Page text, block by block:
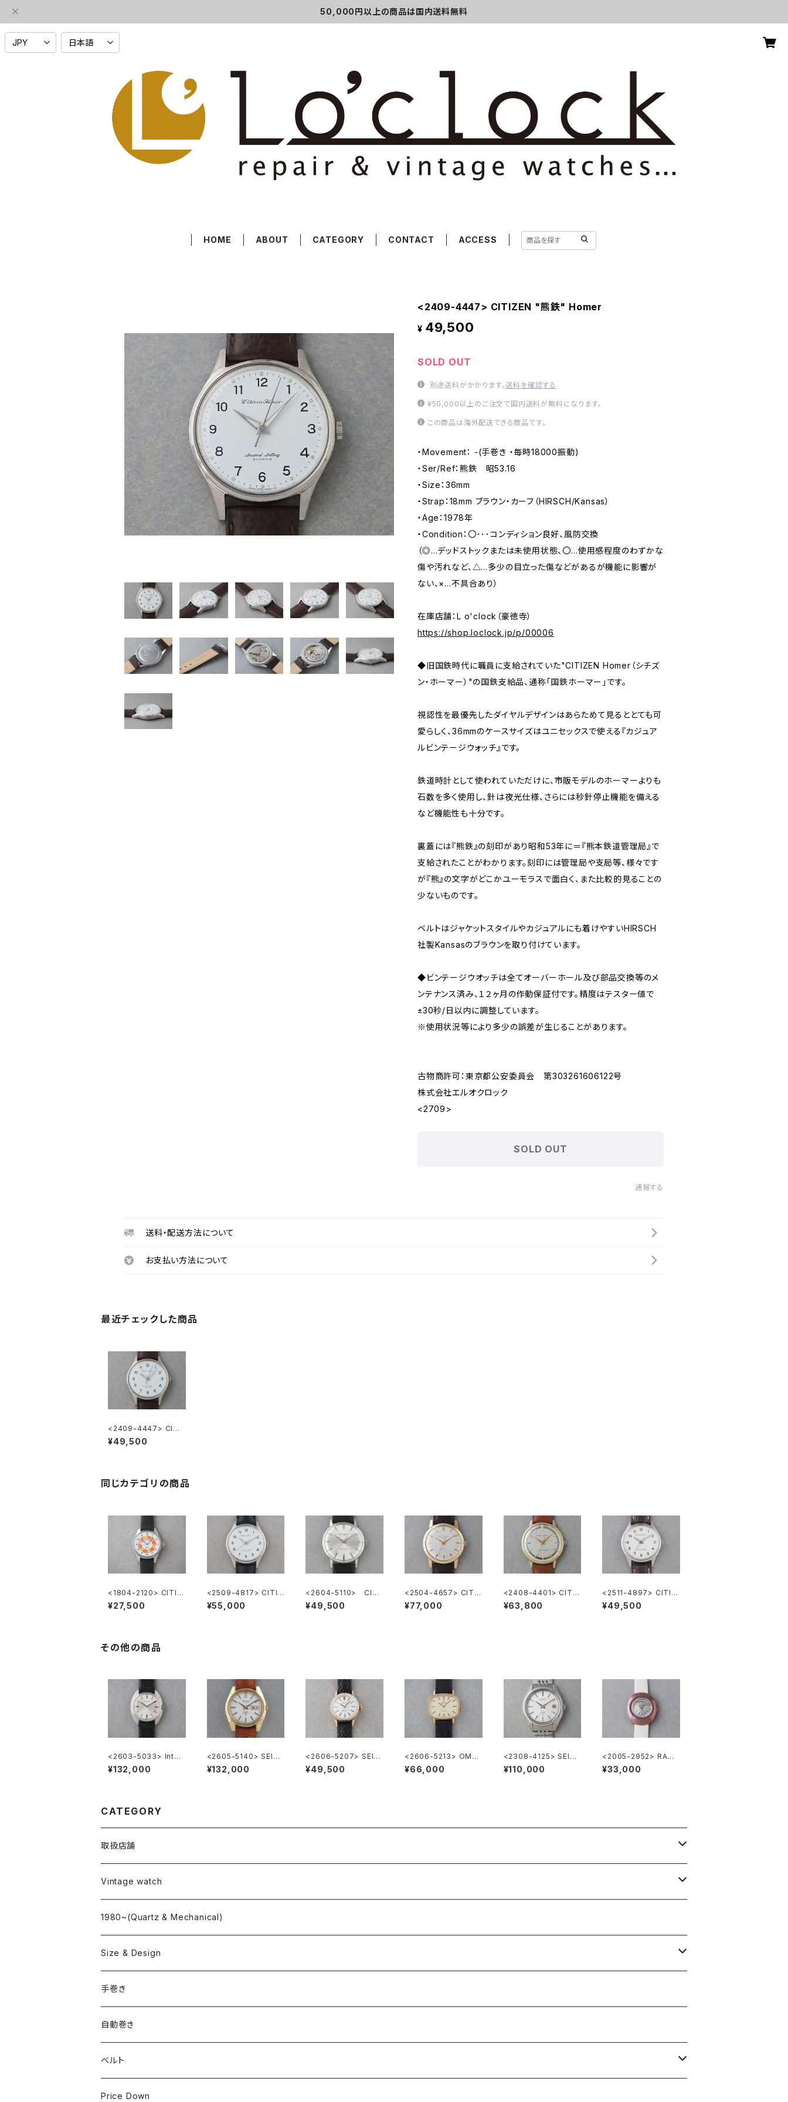
50,000円以上の商品は国内送料無料
HOME ABOUT CATEGORY CONTACT ACCESS
<2409-4447> CITIZEN "熊鉄" Homer
¥ 49,500
SOLD OUT
別途送料がかかります。送料を確認する
¥50,000以上のご注文で国内送料が無料になります。
この商品は海外配送できる商品です。
・Movement： -(手巻き ・毎時18000振動)
・Ser/Ref：熊鉄 昭53.16
・Size：36mm
・Strap：18mm ブラウン・カーフ（HIRSCH/Kansas）
・Age：1978年
・Condition：〇･･･コンディション良好、風防交換
（◎…デッドストックまたは未使用状態、〇…使用感程度のわずかな
傷や汚れなど、△…多少の目立った傷などがあるが機能に影響が
ない、×…不具合あり）
在庫店舗：L o'clock（豪徳寺）
https://shop.loclock.jp/p/00006
◆旧国鉄時代に職員に支給されていた"CITIZEN Homer（シチズ
ン・ホーマー）"の国鉄支給品、通称「国鉄ホーマー」です。
視認性を最優先したダイヤルデザインはあらためて見るととても可
愛らしく、36mmのケースサイズはユニセックスで使える『カジュア
ルビンテージウォッチ』です。
鉄道時計として使われていただけに、市販モデルのホーマーよりも
石数を多く使用し、針は夜光仕様、さらには秒針停止機能を備える
など機能性も十分です。
裏蓋には『熊鉄』の刻印があり昭和53年に＝『熊本鉄道管理局』で
支給されたことがわかります。刻印には管理局や支局等、様々です
が『熊』の文字がどこかユーモラスで面白く、また比較的見ることの
少ないものです。
ベルトはジャケットスタイルやカジュアルにも着けやすいHIRSCH
社製Kansasのブラウンを取り付けています。
◆ビンテージウオッチは全てオーバーホール及び部品交換等のメ
ンテナンス済み、１２ヶ月の作動保証付です。精度はテスター値で
±30秒/日以内に調整しています。
※使用状況等により多少の誤差が生じることがあります。
古物商許可：東京都公安委員会 第303261606122号
株式会社エルオクロック
<2709>
SOLD OUT
通報する
送料・配送方法について
お支払い方法について
最近チェックした商品
<2409-4447> CITI
ZEN "熊鉄" Homer
¥49,500
同じカテゴリの商品
<1804-2120> CITIZ
EN KINDERTIME
¥27,500
<2509-4817> CITIZ
EN "熊鉄" Homer
¥55,000
<2604-5110> CITI
ZEN Homer
¥49,500
<2504-4657> CITIZ
EN DELUXE
¥77,000
<2408-4401> CITIZ
EN Hi-Line
¥63,800
<2511-4897> CITIZ
EN "広鉄" Homer
¥49,500
その他の商品
<2603-5033> Inter
national Watch Co.
¥132,000
<2605-5140> SEIKO
”56KS" KING SEIKO
¥132,000
<2606-5207> SEIK
O Special
¥49,500
<2606-5213> OME
GA Geneve
¥66,000
<2308-4125> SEIKO
”56KS" KING SEIKO
¥110,000
<2005-2952> RADO
BALVBOA
¥33,000
CATEGORY
取扱店舗
L o'clock
"delve"
Vintage watch
海外ブランド
OMEGA
ROLEX
国産ブランド
SEIKO
CITIZEN
1980~(Quartz & Mechanical)
Size & Design
~24.9mm
25mm~29.9mm
30mm~34.9mm
35mm~39.9mm
手巻き
自動巻き
ベルト
HIRSCHベルト
Price Down